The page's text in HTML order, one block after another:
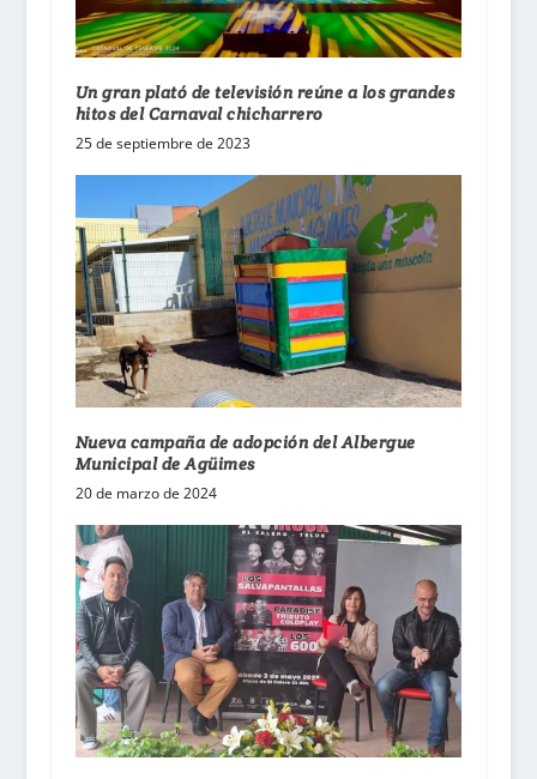
Un gran plató de televisión reúne a los grandes
hitos del Carnaval chicharrero
25 de septiembre de 2023
Nueva campaña de adopción del Albergue
Municipal de Agüimes
20 de marzo de 2024